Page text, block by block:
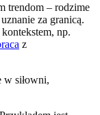
trendom – rodzime
za granicą.
np.
z